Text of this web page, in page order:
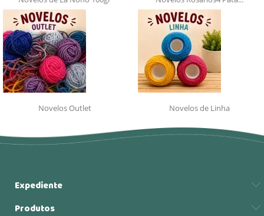
Novelos Outlet Novelos de Linha
Expediente
Produtos